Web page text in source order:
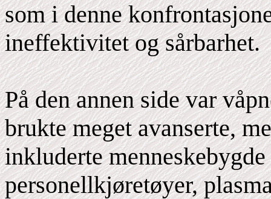
som i denne
ineffektivitet og sårbarhet.
På den annen side var
brukte meget avanserte,
inkluderte
personellkjøretøyer,